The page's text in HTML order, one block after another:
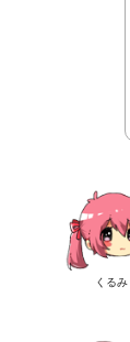
くるみ